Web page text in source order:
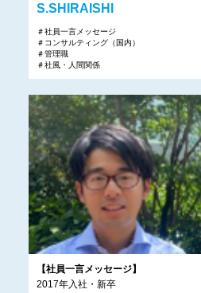
S.SHIRAISHI
＃社員一言メッセージ
＃コンサルティング（国内）
＃管理職
＃社風・人間関係
【社員一言メッセージ】
2017年入社・新卒